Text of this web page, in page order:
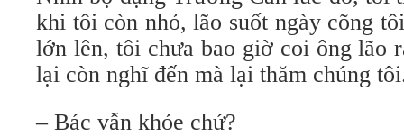
khi tôi còn nhỏ, lão suốt ngày cõng
lớn lên, tôi chưa bao giờ coi ông lão
lại còn nghĩ đến mà lại thăm chúng
– Bác vẫn khỏe chứ?